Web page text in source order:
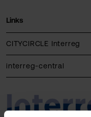
Links
CITYCIRCLE Interreg
interreg-central